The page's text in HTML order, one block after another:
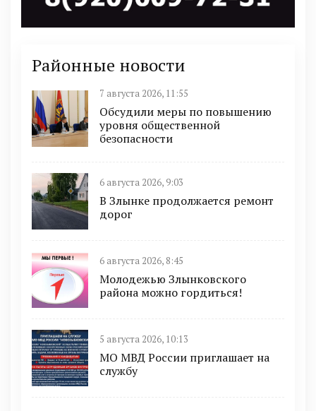
Районные новости
7 августа 2026, 11:55
Обсудили меры по повышению
уровня общественной
безопасности
6 августа 2026, 9:03
В Злынке продолжается ремонт
дорог
6 августа 2026, 8:45
Молодежью Злынковского
района можно гордиться!
5 августа 2026, 10:13
МО МВД России приглашает на
службу